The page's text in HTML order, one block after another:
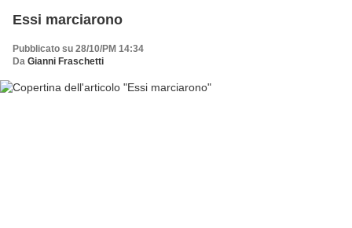
Essi marciarono
Pubblicato su 28/10/PM 14:34
Da Gianni Fraschetti